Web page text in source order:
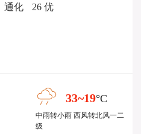
通化 26 优
33~19°C
中雨转小雨 西风转北风一二
级